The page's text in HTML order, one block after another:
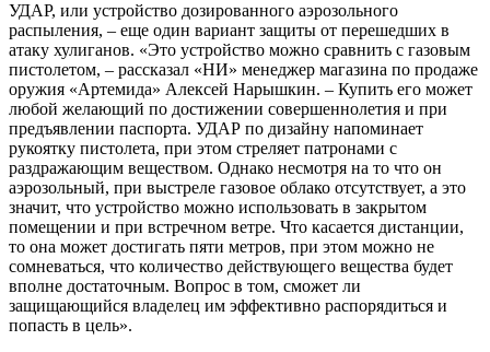
УДАР, или устройство дозированного аэрозольного
распыления, – еще один вариант защиты от перешедших в
атаку хулиганов. «Это устройство можно сравнить с газовым
пистолетом, – рассказал «НИ» менеджер магазина по продаже
оружия «Артемида» Алексей Нарышкин. – Купить его может
любой желающий по достижении совершеннолетия и при
предъявлении паспорта. УДАР по дизайну напоминает
рукоятку пистолета, при этом стреляет патронами с
раздражающим веществом. Однако несмотря на то что он
аэрозольный, при выстреле газовое облако отсутствует, а это
значит, что устройство можно использовать в закрытом
помещении и при встречном ветре. Что касается дистанции,
то она может достигать пяти метров, при этом можно не
сомневаться, что количество действующего вещества будет
вполне достаточным. Вопрос в том, сможет ли
защищающийся владелец им эффективно распорядиться и
попасть в цель».